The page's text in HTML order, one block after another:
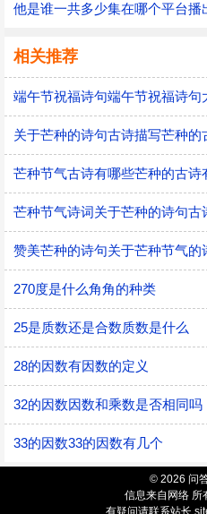
他是谁一共多少集在哪个平台播
相关推荐
端午节祝福诗句端午节祝福诗句
关于芒种的诗句古诗描写芒种的
芒种节气古诗有哪些芒种的古诗
芒种节气诗词关于芒种的诗句古
赞美芒种的诗句关于芒种节气的
270度是什么角角的种类
25是质数还是合数质数是什么
28的因数有因数的定义
32的因数因数和乘数是否相同吗
33的因数33的因数有几个
© 2026 问
信息来自网络 所
有疑问请联系站长